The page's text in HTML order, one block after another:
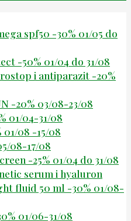
spf50 -30% 01/05 do
-50% 01/04 do 31/08
i antiparazit -20%
-20% 03/08-23/08
01/04-31/08
01/08 -15/08
08-17/08
-25% 01/04 do 31/08
serum i hyaluron
fluid 50 ml -30% 01/08-
01/06-31/08